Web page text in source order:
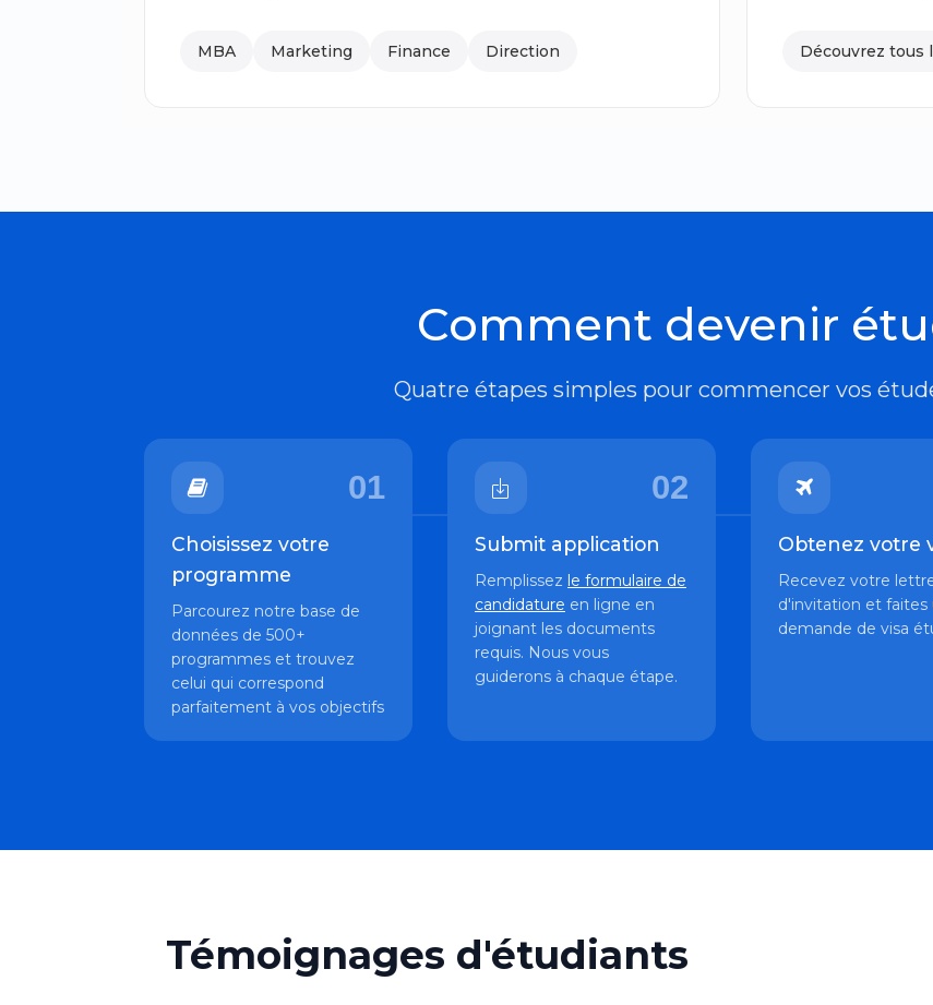
MBA Marketing Finance Direction Découvrez tous
Comment devenir
Quatre étapes simples pour commencer vos
01
Choisissez votre
programme
Parcourez notre base de
données de 500+
programmes et trouvez
celui qui correspond
parfaitement à vos objectifs
02
Submit application
Remplissez le formulaire de
candidature en ligne en
joignant les documents
requis. Nous vous
guiderons à chaque étape.
Obtenez votre
Recevez votre
d'invitation et faites
demande de visa
Témoignages d'étudiants